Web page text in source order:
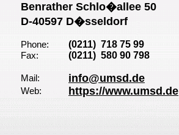
Benrather Schlo�allee 50
D-40597 D�sseldorf
Phone: (0211) 718 75 99
Fax: (0211) 580 90 798
Mail: info@umsd.de
Web: https://www.umsd.de